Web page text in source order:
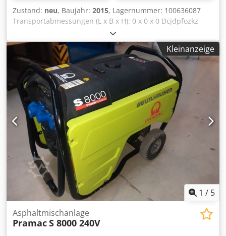
Zustand: neu, Baujahr: 2015, Lagernummer: 100636087
Transportabmessungen (L x B x H): 0 x 0 x 0 Dcjdpfozkz
Kleinanzeige
1 / 5
Asphaltmischanlage
PramacS 8000 240V